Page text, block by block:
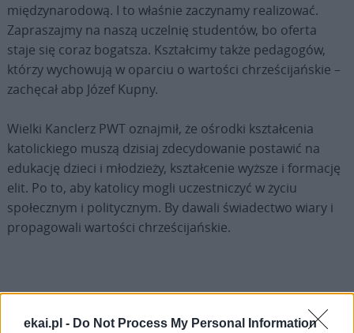
ekai.pl - Do Not Process My Personal Information
międzynarodową. I to właśnie zaczynamy realizować.
Zapraszajmy na naszą uczelnię studentów, bo oferta
staje się coraz bogatsza. Kształcimy także pedagogów,
którzy wychowują w oparciu o wartości chrześcijańskie –
zachęcał abp Józef Kupny.
Wielki Kanclerz PWT oznajmił, że ośrodki kształcenia
katolickiego muszą dzisiaj zdecydowanie postawić na
edukację dzieci i młodzieży, kształcenie wyższe i formację
elit. Po to, aby katolicy mogli uczestniczyć w życiu
społecznym i politycznym. By dawali świadectwo wiary i
propagowali wartości chrześcijańskie.
Drogi Czytelniku,